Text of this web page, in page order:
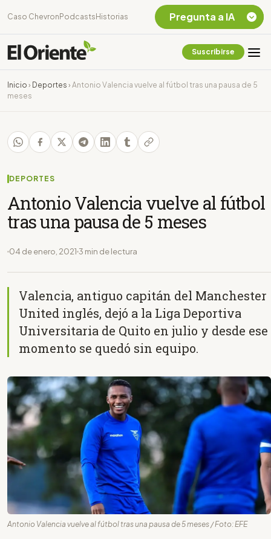
Caso Chevron Podcasts Historias
Suscribirse
Inicio › Deportes › Antonio Valencia vuelve al fútbol tras una pausa de 5
meses
DEPORTES
Antonio Valencia vuelve al fútbol
tras una pausa de 5 meses
04 de enero, 2021 3 min de lectura
Valencia, antiguo capitán del Manchester
United inglés, dejó a la Liga Deportiva
Universitaria de Quito en julio y desde ese
momento se quedó sin equipo.
Antonio Valencia vuelve al fútbol tras una pausa de 5 meses / Foto: EFE
Pregunta a IA
Chevron Ecuador